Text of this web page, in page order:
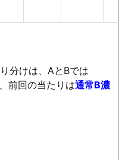
分けは、AとBでは
前回の当たりは通常B濃